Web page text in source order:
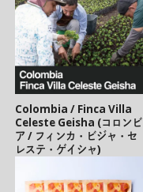
Colombia / Finca Villa
Celeste Geisha (コロンビ
ア / フィンカ・ビジャ・セ
レステ・ゲイシャ)